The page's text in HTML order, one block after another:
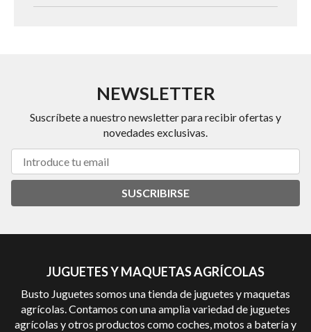
NEWSLETTER
Suscríbete a nuestro newsletter para recibir ofertas y
novedades exclusivas.
SUSCRIBIRSE
JUGUETES Y MAQUETAS AGRÍCOLAS
Busto Juguetes somos una tienda de juguetes y maquetas
agrícolas. Contamos con una amplia variedad de juguetes
agrícolas y otros productos como coches, motos a batería y